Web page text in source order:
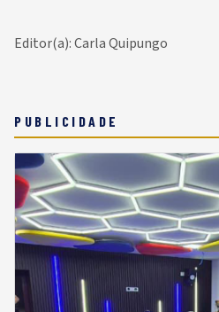
Editor(a): Carla Quipungo
PUBLICIDADE